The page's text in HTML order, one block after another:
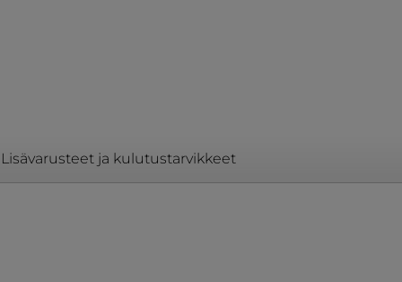
Lisävarusteet ja kulutustarvikkeet